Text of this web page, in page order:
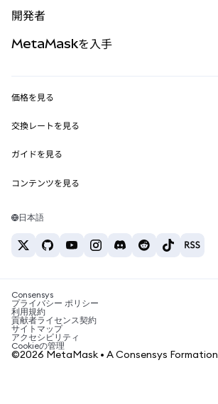
パーペチュアル
RWA
開発者
MetaMask Connect
Snaps
Web3サービス
MetaMaskを入手
セキュリティ
サポート
キャリア
お問い合わせ
価格を見る
イーサリアムの価格
Solanaの価格
Tetherの価格
交換レートを見る
ETH→USD
USDT→INR
BTC→INR
ETH→USDT
ガイドを見る
ETHの購入
USDTの購入
SHIBの購入
BNBの購入
コンテンツを見る
Solanaウォレット
税制関連ニュース
暗号資産の購入方法は？
ビットコインを売るには？
日本語
Consensys
プライバシー ポリシー
利用規約
貢献者ライセンス契約
サイトマップ
アクセシビリティ
Cookieの管理
©2026 MetaMask • A Consensys Formation